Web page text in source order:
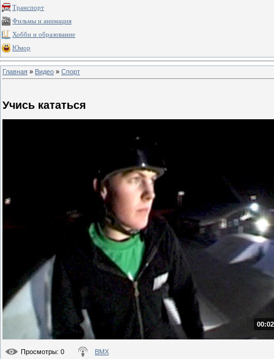
Транспорт
Фильмы и анимация
Хобби и образование
Юмор
Главная » Видео » Спорт
Учись кататься
Просмотры: 0 BMX